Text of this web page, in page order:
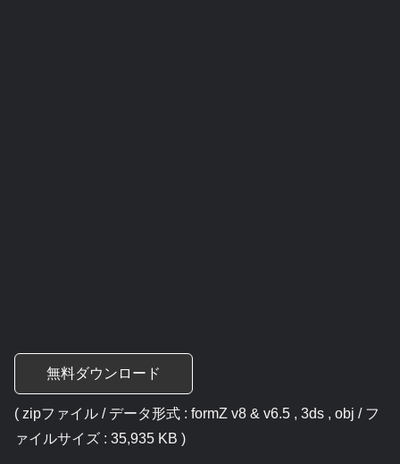
無料ダウンロード
( zipファイル / データ形式 : formZ v8 & v6.5 , 3ds , obj / フ
ァイルサイズ : 35,935 KB )